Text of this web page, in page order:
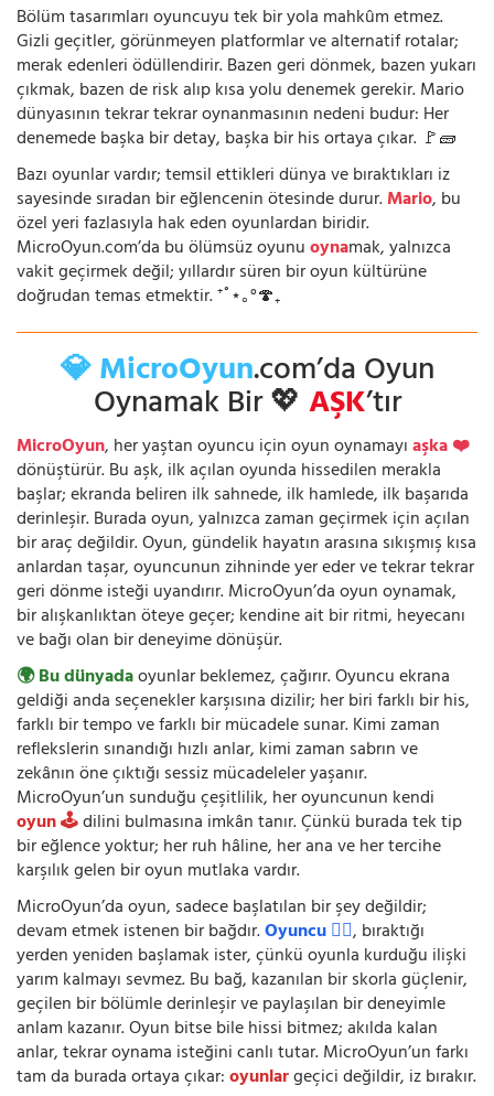
Bölüm tasarımları oyuncuyu tek bir yola mahkûm etmez.
Gizli geçitler, görünmeyen platformlar ve alternatif rotalar;
merak edenleri ödüllendirir. Bazen geri dönmek, bazen yukarı
çıkmak, bazen de risk alıp kısa yolu denemek gerekir. Mario
dünyasının tekrar tekrar oynanmasının nedeni budur: Her
denemede başka bir detay, başka bir his ortaya çıkar. 🚩🧱
Bazı oyunlar vardır; temsil ettikleri dünya ve bıraktıkları iz
sayesinde sıradan bir eğlencenin ötesinde durur.Mario, bu
özel yeri fazlasıyla hak eden oyunlardan biridir.
MicroOyun.com’da bu ölümsüz oyunuoynamak, yalnızca
vakit geçirmek değil; yıllardır süren bir oyun kültürüne
doğrudan temas etmektir. ⁺˚⋆｡°🍄₊
💎 MicroOyun.com’da Oyun
Oynamak Bir 💖AŞK’tır
MicroOyun, her yaştan oyuncu için oyun oynamayıaşka ❤️
dönüştürür. Bu aşk, ilk açılan oyunda hissedilen merakla
başlar; ekranda beliren ilk sahnede, ilk hamlede, ilk başarıda
derinleşir. Burada oyun, yalnızca zaman geçirmek için açılan
bir araç değildir. Oyun, gündelik hayatın arasına sıkışmış kısa
anlardan taşar, oyuncunun zihninde yer eder ve tekrar tekrar
geri dönme isteği uyandırır. MicroOyun’da oyun oynamak,
bir alışkanlıktan öteye geçer; kendine ait bir ritmi, heyecanı
ve bağı olan bir deneyime dönüşür.
🌍 Bu dünyadaoyunlar beklemez, çağırır. Oyuncu ekrana
geldiği anda seçenekler karşısına dizilir; her biri farklı bir his,
farklı bir tempo ve farklı bir mücadele sunar. Kimi zaman
reflekslerin sınandığı hızlı anlar, kimi zaman sabrın ve
zekânın öne çıktığı sessiz mücadeleler yaşanır.
MicroOyun’un sunduğu çeşitlilik, her oyuncunun kendi
oyun 🕹️dilini bulmasına imkân tanır. Çünkü burada tek tip
bir eğlence yoktur; her ruh hâline, her ana ve her tercihe
karşılık gelen bir oyun mutlaka vardır.
MicroOyun’da oyun, sadece başlatılan bir şey değildir;
devam etmek istenen bir bağdır.Oyuncu 🧍‍♂️, bıraktığı
yerden yeniden başlamak ister, çünkü oyunla kurduğu ilişki
yarım kalmayı sevmez. Bu bağ, kazanılan bir skorla güçlenir,
geçilen bir bölümle derinleşir ve paylaşılan bir deneyimle
anlam kazanır. Oyun bitse bile hissi bitmez; akılda kalan
anlar, tekrar oynama isteğini canlı tutar. MicroOyun’un farkı
tam da burada ortaya çıkar:oyunlargeçici değildir, iz bırakır.